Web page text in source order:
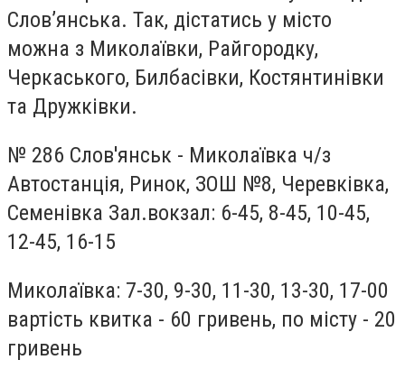
Слов’янська. Так, дістатись у місто
можна з Миколаївки, Райгородку,
Черкаського, Билбасівки, Костянтинівки
та Дружківки.
№ 286 Слов'янськ - Миколаївка ч/з
Автостанція, Ринок, ЗОШ №8, Черевківка,
Семенівка Зал.вокзал: 6-45, 8-45, 10-45,
12-45, 16-15
Миколаївка: 7-30, 9-30, 11-30, 13-30, 17-00
вартість квитка - 60 гривень, по місту - 20
гривень